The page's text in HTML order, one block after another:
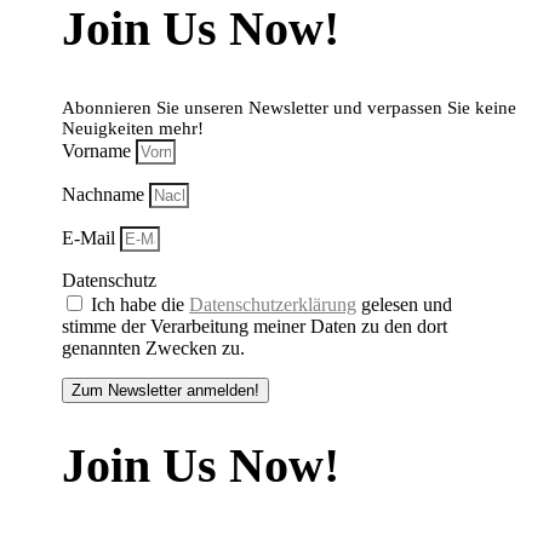
Join Us Now!
Abonnieren Sie unseren Newsletter und verpassen Sie keine
Neuigkeiten mehr!
Vorname
Nachname
E-Mail
Datenschutz
Ich habe dieDatenschutzerklärung gelesen und
stimme der Verarbeitung meiner Daten zu den dort
genannten Zwecken zu.
Zum Newsletter anmelden!
Join Us Now!